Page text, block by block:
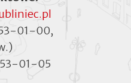
01-00,
01-05